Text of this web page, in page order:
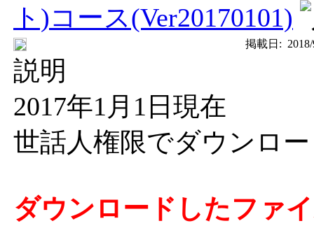
ト)コース(Ver20170101)
掲載日:
説明
2017年1月1日現在
世話人権限でダウンロ
ダウンロードしたファ